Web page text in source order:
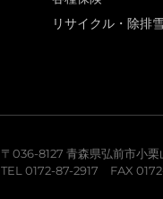
リサイクル・除排
〒036-8127 青森県弘前市小
TEL 0172-87-2917 FAX